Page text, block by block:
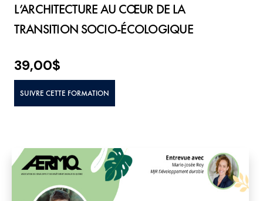
L’ARCHITECTURE AU CŒUR DE LA
TRANSITION SOCIO-ÉCOLOGIQUE
39,00$
SUIVRE CETTE FORMATION